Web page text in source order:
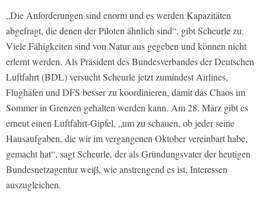
„Die Anforderungen sind enorm und es werden Kapazitäten
abgefragt, die denen der Piloten ähnlich sind“, gibt Scheurle zu.
Viele Fähigkeiten sind von Natur aus gegeben und können nicht
erlernt werden. Als Präsident des Bundesverbandes der Deutschen
Luftfahrt (BDL) versucht Scheurle jetzt zumindest Airlines,
Flughäfen und DFS besser zu koordinieren, damit das Chaos im
Sommer in Grenzen gehalten werden kann. Am 28. März gibt es
erneut einen Luftfahrt-Gipfel, „um zu schauen, ob jeder seine
Hausaufgaben, die wir im vergangenen Oktober vereinbart habe,
gemacht hat“, sagt Scheurle, der als Gründungsvater der heutigen
Bundesnetzagentur weiβ, wie anstrengend es ist, Interessen
auszugleichen.